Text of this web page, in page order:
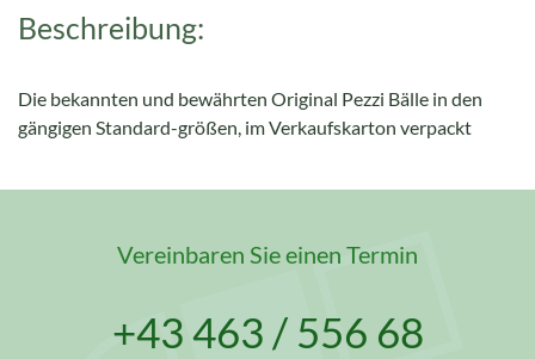
Beschreibung:
Die bekannten und bewährten Original Pezzi Bälle in den
gängigen Standard-größen, im Verkaufskarton verpackt
Vereinbaren Sie einen Termin
+43 463 / 556 68